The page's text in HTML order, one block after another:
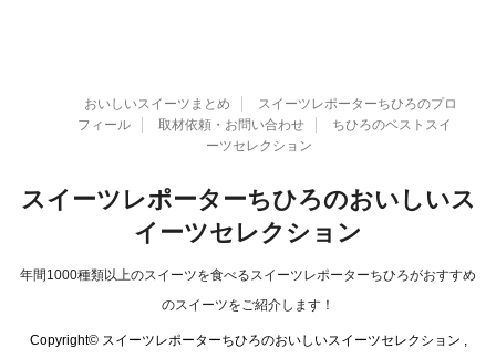
おいしいスイーツまとめ
スイーツレポーターちひろのプロ
フィール
取材依頼・お問い合わせ
ちひろのベストスイ
ーツセレクション
スイーツレポーターちひろのおいしいス
イーツセレクション
年間1000種類以上のスイーツを食べるスイーツレポーターちひろがおすすめ
のスイーツをご紹介します！
Copyright© スイーツレポーターちひろのおいしいスイーツセレクション ,